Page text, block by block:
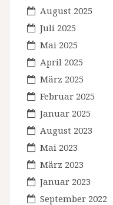
August 2025
Juli 2025
Mai 2025
April 2025
März 2025
Februar 2025
Januar 2025
August 2023
Mai 2023
März 2023
Januar 2023
September 2022